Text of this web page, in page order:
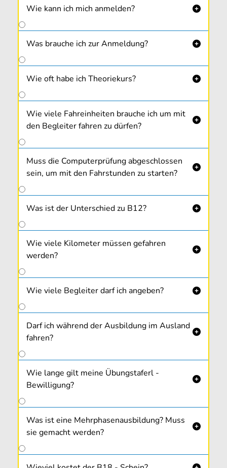
Wie kann ich mich anmelden? 
Gleich onlineoder in unseren Fahr­schulbüros
Neufelden, Rohrbach und Walding zu unseren
Was brauche ich zur Anmeldung? 
Wie oft habe ich Theoriekurs? 
Wie viele Fahreinheiten brauche ich um mit
den Begleiter fahren zu dürfen?

Muss die Computerprüfung abgeschlossen
sein, um mit den Fahrstunden zu starten?

Was ist der Unterschied zu B12? 
Wie viele Kilometer müssen gefahren
werden?

Wie viele Begleiter darf ich angeben? 
Darf ich während der Ausbildung im Ausland
fahren?

Wie lange gilt meine Übungstaferl -
Bewilligung?

Was ist eine Mehrphasenausbildung? Muss
sie gemacht werden?
